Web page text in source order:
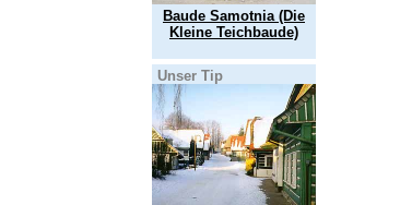
Baude Samotnia (Die
Kleine Teichbaude)
Unser Tip